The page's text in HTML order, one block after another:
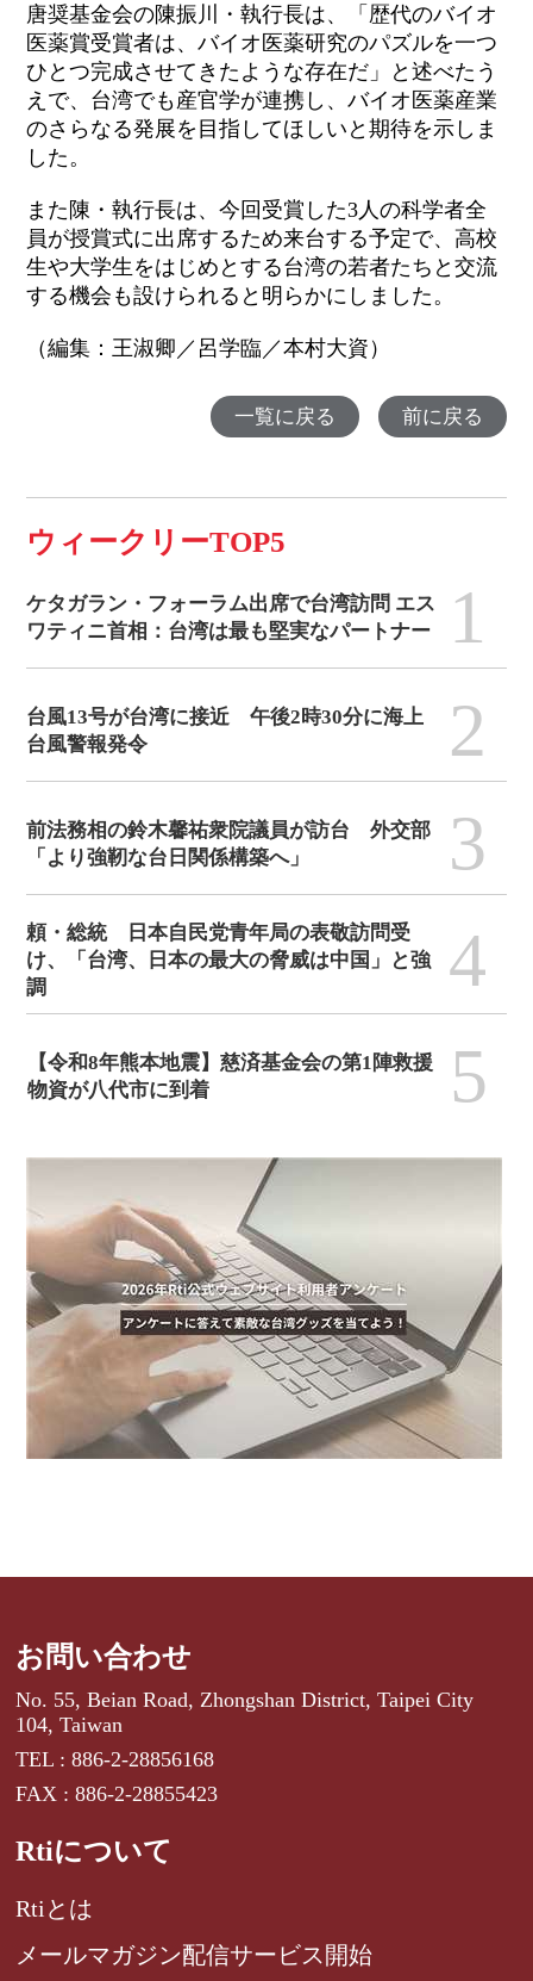
唐奨基金会の陳振川・執行長は、「歴代のバイオ
医薬賞受賞者は、バイオ医薬研究のパズルを一つ
ひとつ完成させてきたような存在だ」と述べたう
えで、台湾でも産官学が連携し、バイオ医薬産業
のさらなる発展を目指してほしいと期待を示しま
した。
また陳・執行長は、今回受賞した3 人の科学者全
員が授賞式に出席するため来台する予定で、高校
生や大学生をはじめとする台湾の若者たちと交流
する機会も設けられると明らかにしました。
（編集：王淑卿／呂学臨／本村大資）
一覧に戻る 前に戻る
ウィークリーTOP5
ケタガラン・フォーラム出席で台湾訪問 エス
ワティニ首相：台湾は最も堅実なパートナー
1
台風13号が台湾に接近 午後2時30分に海上
台風警報発令
2
前法務相の鈴木馨祐衆院議員が訪台 外交部
「より強靭な台日関係構築へ」
3
頼・総統 日本自民党青年局の表敬訪問受
け、「台湾、日本の最大の脅威は中国」と強
調
4
【令和8年熊本地震】慈済基金会の第1陣救援
物資が八代市に到着
5
お問い合わせ
No. 55, Beian Road, Zhongshan District, Taipei City
104, Taiwan
TEL : 886-2-28856168
FAX : 886-2-28855423
Rtiについて
Rtiとは
メールマガジン配信サービス開始